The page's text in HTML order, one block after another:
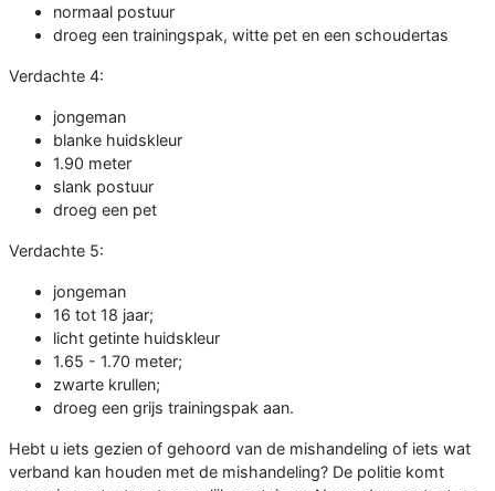
normaal postuur
droeg een trainingspak, witte pet en een schoudertas
Verdachte 4:
jongeman
blanke huidskleur
1.90 meter
slank postuur
droeg een pet
Verdachte 5:
jongeman
16 tot 18 jaar;
licht getinte huidskleur
1.65 - 1.70 meter;
zwarte krullen;
droeg een grijs trainingspak aan.
Hebt u iets gezien of gehoord van de mishandeling of iets wat
verband kan houden met de mishandeling? De politie komt